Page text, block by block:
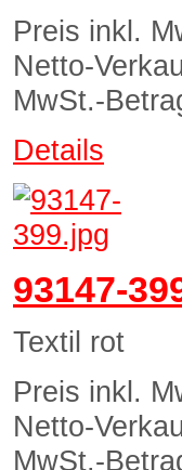
Preis inkl.
Netto-
MwSt.-
Details
93147-
Textil rot
Preis inkl.
Netto-
MwSt.-